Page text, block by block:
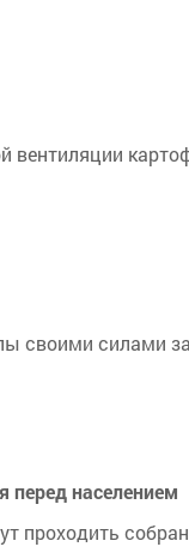
вентиляции
своими силами
перед населением